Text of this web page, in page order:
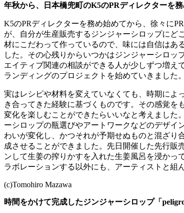
年秋から、日本橋兜町のK5のPRディレクターを務
K5のPRディレクターを務め始めてから、徐々にPR
が、自分が生産販売するジンジャーシロップにど
材にこだわって作っているので、味には自信はあ
した。その心残りからいつかはジンジャーシロッ
エイティブ関連の相談ができる人が少しずつ増え
ランディングのプロジェクトを始めていきました。
実はレシピや材料を変えていなくても、時期によ
き合ってきた経験に基づくものです。その感覚
変化を楽しむことができたらいいなと考えました
ーシロップの瓶選びやアートワークなどのデザイ
わいが変化し、かつそれが予期せぬものと混ざり
成させることができました。先日開催した先行販
ンして生姜の搾りかすを入れた生姜風呂を浸かっ
ラボレーションする以外にも、アーティストと組
(c)Tomohiro Mazawa
時間をかけて完成したジンジャーシロップ「